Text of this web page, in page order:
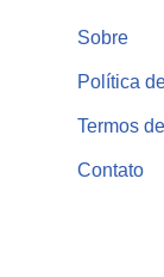
Sobre
Política
Termos
Contato